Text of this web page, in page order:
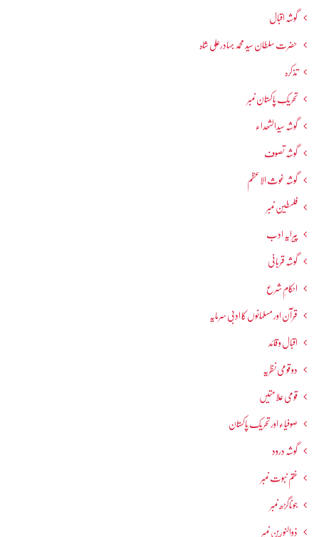
گوشہ اقبال
حضرت سلطان سید محمد بہادرعلی شاہ
تذکرہ
تحریکِ پاکستان نمبر
گوشہ سیدالشھداء
گوشہ تصوف
گوشہ غوث الاعظم
فلسطین نمبر
پیرایہ ادب
گوشہ قربانی
احکامِ شرع
قرآن اور مسلمانوں کا ادبی سرمایہ
اقبال و قائد
دو قومی نظریہ
قومی علامتیں
صوفیاء اور تحریک ِپاکستان
گوشہ درود
ختم نبوت نمبر
جوناگڑھ نمبر
ذوالنورین نمبر